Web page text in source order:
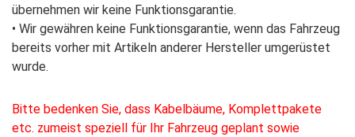
übernehmen wir keine Funktionsgarantie.
• Wir gewähren keine Funktionsgarantie, wenn das Fahrzeug
bereits vorher mit Artikeln anderer Hersteller umgerüstet
wurde.
Bitte bedenken Sie, dass Kabelbäume, Komplettpakete
etc. zumeist speziell für Ihr Fahrzeug geplant sowie